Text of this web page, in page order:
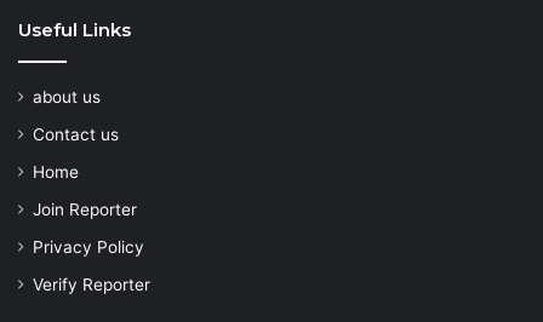
Useful Links
about us
Contact us
Home
Join Reporter
Privacy Policy
Verify Reporter